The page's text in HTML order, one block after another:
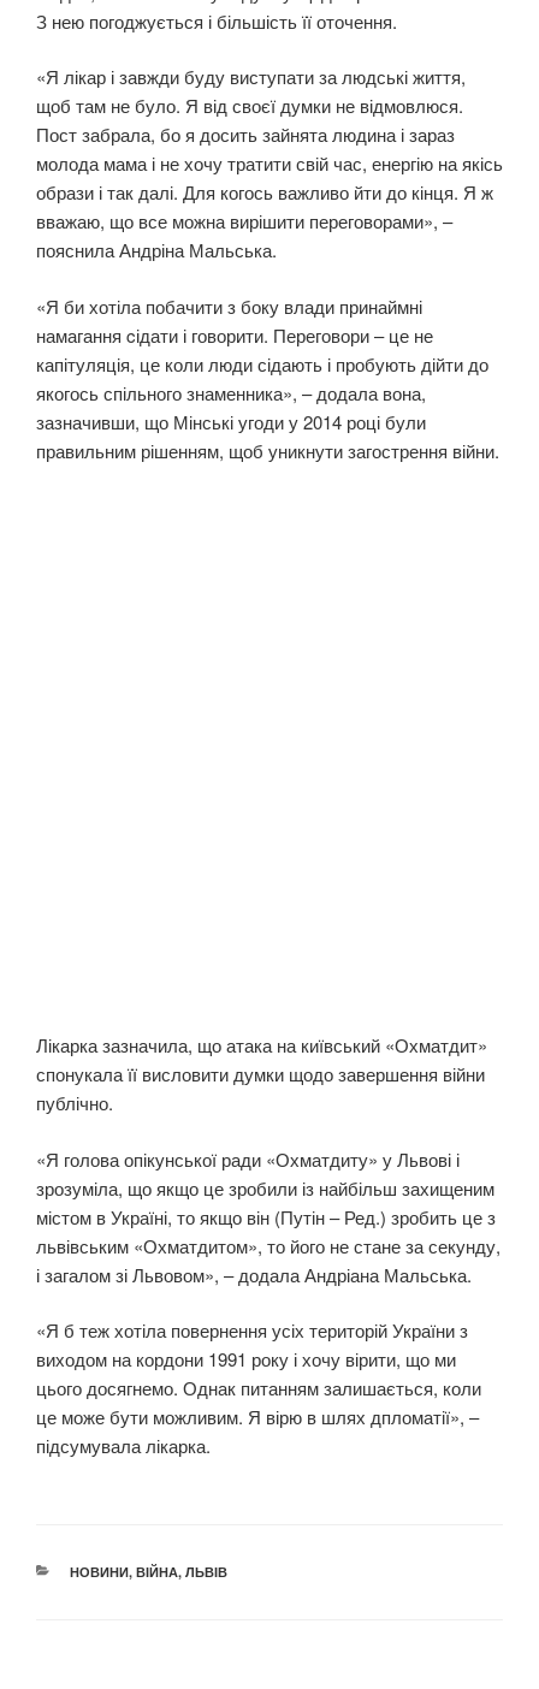
З нею погоджується і більшість її оточення.
«Я лікар і завжди буду виступати за людські життя,
щоб там не було. Я від своєї думки не відмовлюся.
Пост забрала, бо я досить зайнята людина і зараз
молода мама і не хочу тратити свій час, енергію на якісь
образи і так далі. Для когось важливо йти до кінця. Я ж
вважаю, що все можна вирішити переговорами», –
пояснила Андріна Мальська.
«Я би хотіла побачити з боку влади принаймні
намагання cідати і говорити. Переговори – це не
капітуляція, це коли люди сідають і пробують дійти до
якогось спільного знаменника», – додала вона,
зазначивши, що Мінські угоди у 2014 році були
правильним рішенням, щоб уникнути загострення війни.
Лікарка зазначила, що атака на київський «Охматдит»
спонукала її висловити думки щодо завершення війни
публічно.
«Я голова опікунської ради «Охматдиту» у Львові і
зрозуміла, що якщо це зробили із найбільш захищеним
містом в Україні, то якщо він (Путін – Ред.) зробить це з
львівським «Охматдитом», то його не стане за секунду,
і загалом зі Львовом», – додала Андріана Мальська.
«Я б теж хотіла повернення усіх територій України з
виходом на кордони 1991 року і хочу вірити, що ми
цього досягнемо. Однак питанням залишається, коли
це може бути можливим. Я вірю в шлях дпломатії», –
підсумувала лікарка.
КАТЕГОРІЇ
НОВИНИ, ВІЙНА, ЛЬВІВ